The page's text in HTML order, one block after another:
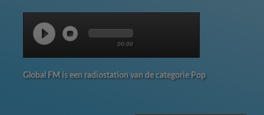
00:00
Global FM is een radiostation van de categorie Pop